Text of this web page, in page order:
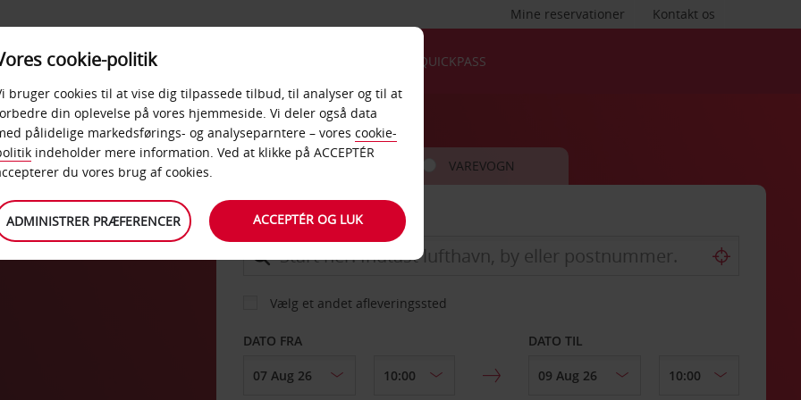
Kontakt os
Mine reservationer
PRODUKTER &
KONTORER
QUICKPASS
BIL VAREVOGN
AFHENT FRA
Vælg et andet afleveringssted
DATO FRA DATO TIL
cookie-politik
bruger cookies til at vise dig tilpassede tilbud, til analyser og til at
din oplevelse på vores hjemmeside. Vi deler også data
pålidelige markedsførings- og analyseparntere – vores cookie-
indeholder mere information. Ved at klikke på ACCEPTÉR
du vores brug af cookies.
ADMINISTRER PRÆFERENCER ACCEPTÉR OG LUK